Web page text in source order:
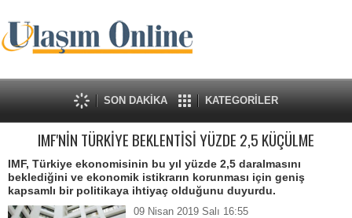
SON DAKİKA KATEGORİLER
IMF'NİN TÜRKİYE BEKLENTİSİ YÜZDE 2,5 KÜÇÜLME
IMF, Türkiye ekonomisinin bu yıl yüzde 2,5 daralmasını
beklediğini ve ekonomik istikrarın korunması için geniş
kapsamlı bir politikaya ihtiyaç olduğunu duyurdu.
09 Nisan 2019 Salı 16:55